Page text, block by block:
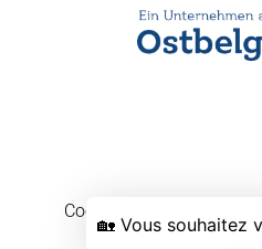
Cookievoorkeuren wijzigen